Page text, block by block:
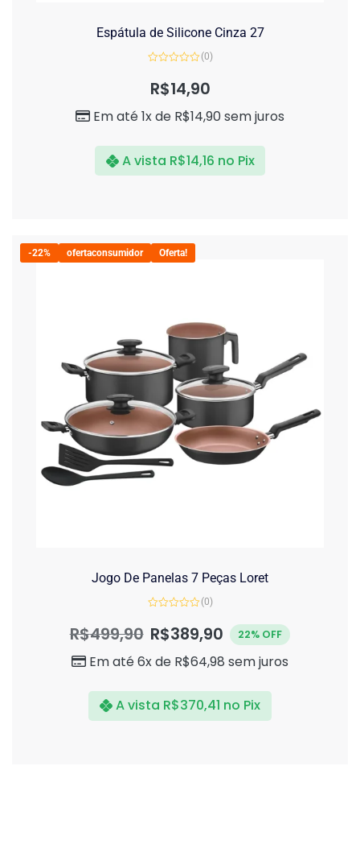
Espátula de Silicone Cinza 27
de
(0)
R$14,90
Em até 1x de R$14,90sem juros
A vista R$14,16 no Pix
-22% ofertaconsumidor Oferta!
Jogo De Panelas 7 Peças Loret
de
(0)
R$499,90 R$389,90 22% OFF
Em até 6x de R$64,98 sem juros
A vista R$370,41 no Pix